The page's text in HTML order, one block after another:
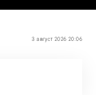
3 август 2026 20:06